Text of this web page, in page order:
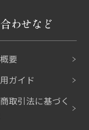
わせなど
要
ガイド
取引法に基づく